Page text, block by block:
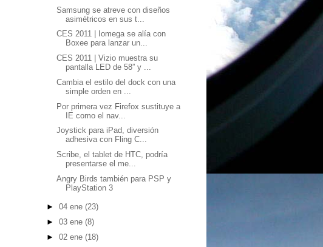
Samsung se atreve con diseños
asimétricos en sus t...
CES 2011 | Iomega se alía con
Boxee para lanzar un...
CES 2011 | Vizio muestra su
pantalla LED de 58” y ...
Cambia el estilo del dock con una
simple orden en ...
Por primera vez Firefox sustituye a
IE como el nav...
Joystick para iPad, diversión
adhesiva con Fling C...
Scribe, el tablet de HTC, podría
presentarse el me...
Angry Birds también para PSP y
PlayStation 3
►04 ene(23)
►03 ene(8)
►02 ene(18)